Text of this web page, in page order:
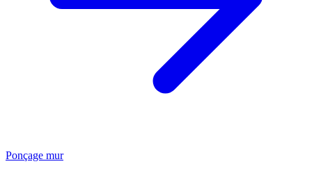
Ponçage mur